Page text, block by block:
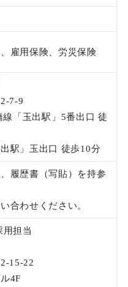
雇用保険、労災保険
7-9
線「玉出駅」5番出口 徒
駅」玉出口 徒歩10分
履歴書（写貼）を持参
合わせください。
用担当
15-22
4F